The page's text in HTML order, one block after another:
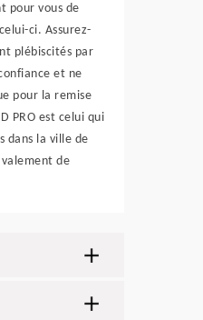
pour vous de
ci. Assurez-
plébiscités par
et ne
pour la remise
PRO est celui qui
dans la ville de
de